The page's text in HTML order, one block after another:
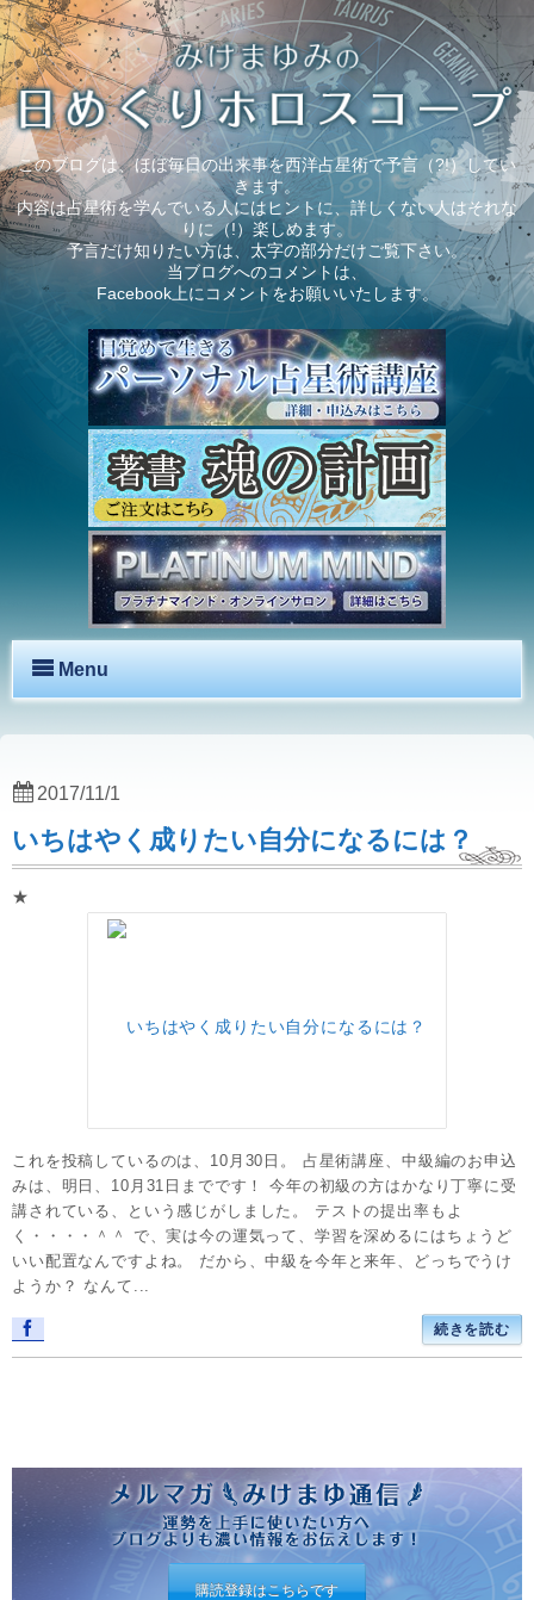
このブログは、ほぼ毎日の出来事を西洋占星術で予言（?!）してい
きます。
内容は占星術を学んでいる人にはヒントに、詳しくない人はそれな
りに（!）楽しめます。
予言だけ知りたい方は、太字の部分だけご覧下さい。
当ブログへのコメントは、
Facebook上にコメントをお願いいたします。
Menu
いちはやく成りたい自分になるには？
★
これを投稿しているのは、10月30日。 占星術講座、中級編のお申込
みは、明日、10月31日までです！ 今年の初級の方はかなり丁寧に受
講されている、という感じがしました。 テストの提出率もよ
く・・・・＾＾ で、実は今の運気って、学習を深めるにはちょうど
いい配置なんですよね。 だから、中級を今年と来年、どっちでうけ
ようか？ なんて...
続きを読む
2017/11/1
購読登録はこちらです